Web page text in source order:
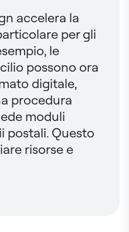
accelera la
per gli
le
possono ora
digitale,
procedura
moduli
postali. Questo
risorse e